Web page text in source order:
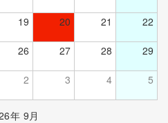
19 20 21 22
26 27 28 29
2 3 4 5
年 9月